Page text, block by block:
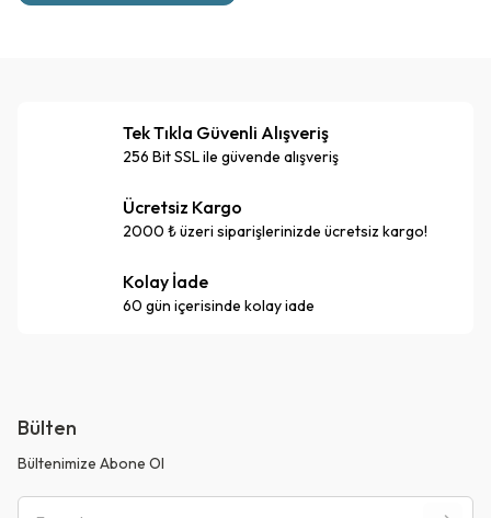
Tek Tıkla Güvenli Alışveriş
256 Bit SSL ile güvende alışveriş
Ücretsiz Kargo
2000 ₺ üzeri siparişlerinizde ücretsiz kargo!
Kolay İade
60 gün içerisinde kolay iade
Bülten
Bültenimize Abone Ol